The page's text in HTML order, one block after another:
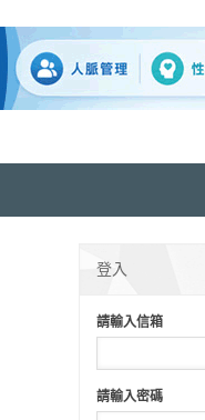
登入
請輸入信箱
請輸入密碼